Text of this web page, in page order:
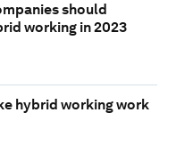
should
working in 2023
hybrid working work